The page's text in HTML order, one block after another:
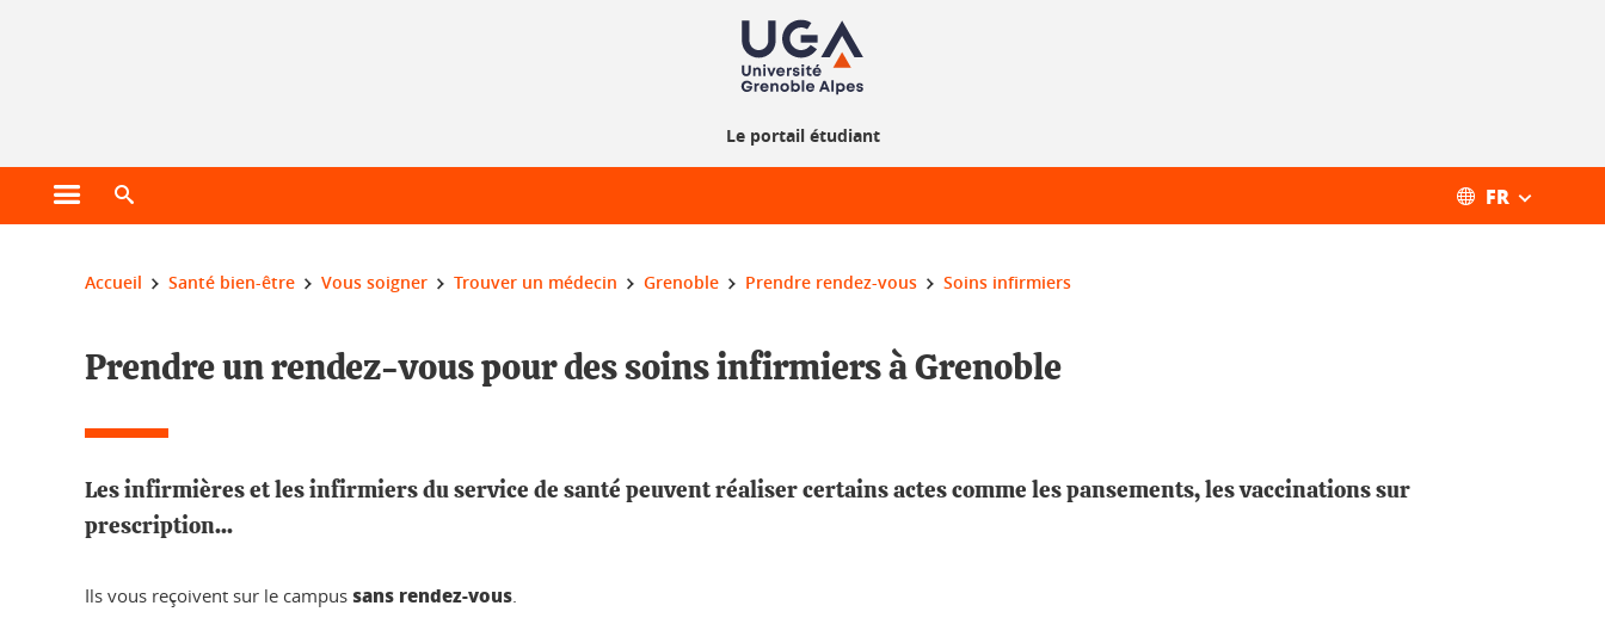
Le portail étudiant
Ouvrir le menu principal FR
Vous êtes ici :
Accueil Santé bien-être Vous soigner Trouver un médecin Grenoble Prendre rendez-vous Soins infirmiers
Prendre un rendez-vous pour des soins infirmiers à Grenoble
Les infirmières et les infirmiers du service de santé peuvent réaliser certains actes comme les pansements, les vaccinations sur
prescription...
Ils vous reçoivent sur le campus sans rendez-vous.